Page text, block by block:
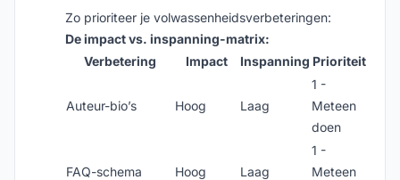
Zo prioriteer je volwassenheidsverbeteringen:
De impact vs. inspanning-matrix:
Verbetering
Impact Inspanning Prioriteit
Auteur-bio’s Hoog Laag
1 -
Meteen
doen
FAQ-schema Hoog Laag
1 -
Meteen